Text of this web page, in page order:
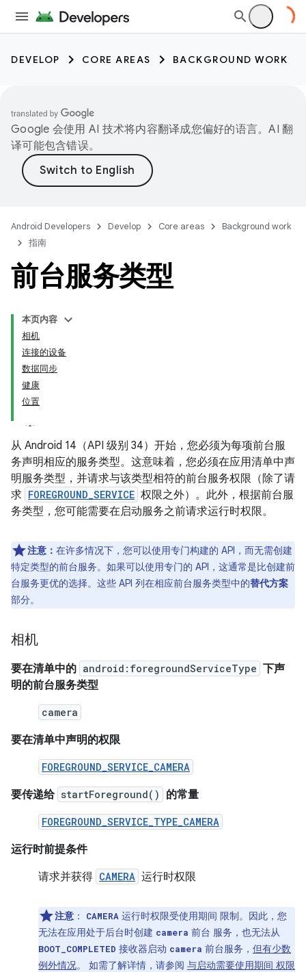
DEVELOP CORE AREAS BACKGROUND WORK
Google 会使用 AI 技术将内容翻译成您偏好的语言。AI 翻
译可能包含错误。
Android Developers Develop Core areas
Background work
指南
前台服务类型
本页内容
相机
连接的设备
数据同步
健康
位置
从 Android 14（API 级别 34）开始，您必须为每项前台服
务声明相应的服务类型。这意味着，您必须在应用清单中声
明服务类型，并请求与该类型相符的前台服务权限（除了请
求 FOREGROUND_SERVICE 权限之外）。此外，根据前台服
务类型，您可能需要在启动服务之前请求运行时权限。
注意： 在许多情况下，您可以使用专门构建的 API，而无需创建
特定类型的前台服务。如果可以使用专门的 API，这通常是比创建前
台服务更优的选择。这些 API 列在相应前台服务类型中的替代方案
部分。
相机
要在清单中的 android:foregroundServiceType 下声
明的前台服务类型
camera
要在清单中声明的权限
FOREGROUND_SERVICE_CAMERA
要传递给 startForeground() 的常量
FOREGROUND_SERVICE_TYPE_CAMERA
运行时前提条件
请求并获得 CAMERA 运行时权限
注意 ： CAMERA 运行时权限受使用期间 限制。因此，您
无法在应用处于后台时创建 camera 前台 服务，也无法从
BOOT_COMPLETED 接收器启动 camera 前台服务， 但有少数
例外情况。 如需了解详情，请参阅 与启动需要使用期间 权限